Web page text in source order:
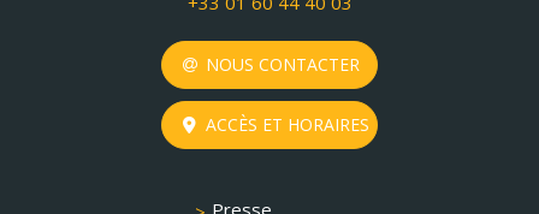
NOUS CONTACTER
ACCÈS ET HORAIRES